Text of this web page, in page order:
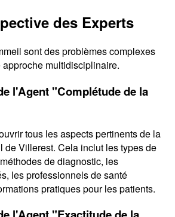
des Experts
sont des problèmes complexes
multidisciplinaire.
l'Agent "Complétude de la
tous les aspects pertinents de la
de Villerest. Cela inclut les types de
de diagnostic, les
les professionnels de santé
pratiques pour les patients.